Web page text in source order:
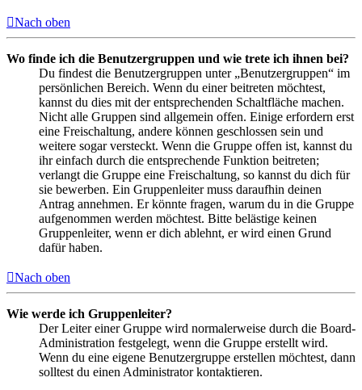
Nach oben
Wo finde ich die Benutzergruppen und wie trete ich ihnen bei?
Du findest die Benutzergruppen unter „Benutzergruppen“ im
persönlichen Bereich. Wenn du einer beitreten möchtest,
kannst du dies mit der entsprechenden Schaltfläche machen.
Nicht alle Gruppen sind allgemein offen. Einige erfordern erst
eine Freischaltung, andere können geschlossen sein und
weitere sogar versteckt. Wenn die Gruppe offen ist, kannst du
ihr einfach durch die entsprechende Funktion beitreten;
verlangt die Gruppe eine Freischaltung, so kannst du dich für
sie bewerben. Ein Gruppenleiter muss daraufhin deinen
Antrag annehmen. Er könnte fragen, warum du in die Gruppe
aufgenommen werden möchtest. Bitte belästige keinen
Gruppenleiter, wenn er dich ablehnt, er wird einen Grund
dafür haben.
Nach oben
Wie werde ich Gruppenleiter?
Der Leiter einer Gruppe wird normalerweise durch die Board-
Administration festgelegt, wenn die Gruppe erstellt wird.
Wenn du eine eigene Benutzergruppe erstellen möchtest, dann
solltest du einen Administrator kontaktieren.